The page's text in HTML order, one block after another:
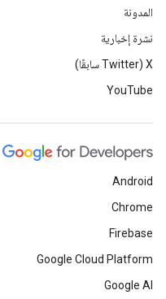
المدونة
نشرة إخبارية
‫X ‏(Twitter سابقًا)
YouTube
Android
Chrome
Firebase
Google Cloud Platform
Google AI